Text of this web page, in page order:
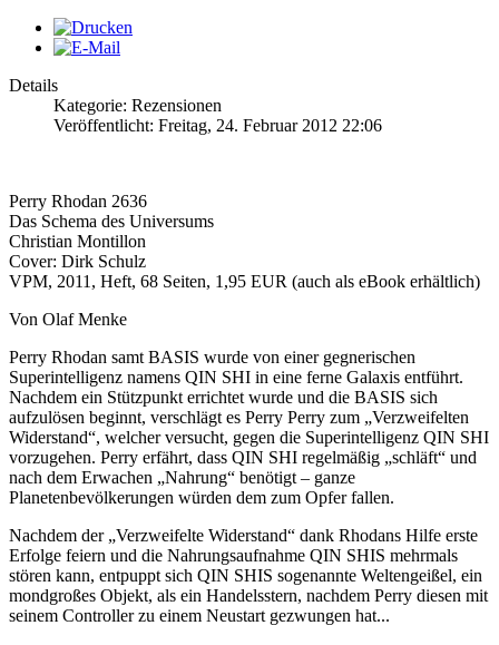
Details
Kategorie: Rezensionen
Veröffentlicht: Freitag, 24. Februar 2012 22:06
Perry Rhodan 2636
Das Schema des Universums
Christian Montillon
Cover: Dirk Schulz
VPM, 2011, Heft, 68 Seiten, 1,95 EUR (auch als eBook erhältlich)
Von Olaf Menke
Perry Rhodan samt BASIS wurde von einer gegnerischen
Superintelligenz namens QIN SHI in eine ferne Galaxis entführt.
Nachdem ein Stützpunkt errichtet wurde und die BASIS sich
aufzulösen beginnt, verschlägt es Perry Perry zum „Verzweifelten
Widerstand“, welcher versucht, gegen die Superintelligenz QIN SHI
vorzugehen. Perry erfährt, dass QIN SHI regelmäßig „schläft“ und
nach dem Erwachen „Nahrung“ benötigt – ganze
Planetenbevölkerungen würden dem zum Opfer fallen.
Nachdem der „Verzweifelte Widerstand“ dank Rhodans Hilfe erste
Erfolge feiern und die Nahrungsaufnahme QIN SHIS mehrmals
stören kann, entpuppt sich QIN SHIS sogenannte Weltengeißel, ein
mondgroßes Objekt, als ein Handelsstern, nachdem Perry diesen mit
seinem Controller zu einem Neustart gezwungen hat...